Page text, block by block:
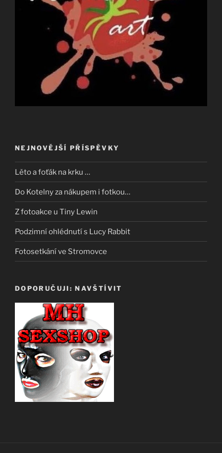
NEJNOVĚJŠÍ PŘÍSPĚVKY
Lěto a foťák na krku …
Do Kotelny za nákupem i fotkou…
Z fotoakce u Tiny Lewin
Podzimní ohlédnutí s Lucy Rabbit
Fotosetkání ve Stromovce
DOPORUČUJI: NAVŠTÍVIT